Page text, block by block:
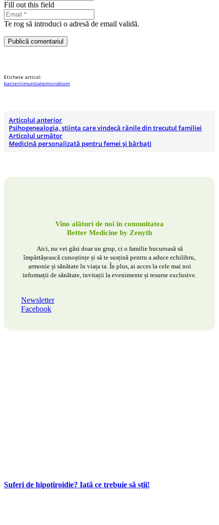
Fill out this field
Te rog să introduci o adresă de email validă.
Publică comentariul
Etichete articol:
bacteriiimunitatemicrobiom
Articolul anterior
Psihogenealogia, știința care vindecă rănile din trecutul familiei
Articolul următor
Medicină personalizată pentru femei și bărbați
Vino alături de noi în comunitatea
Better Medicine by Zenyth
Aici, nu vei găsi doar un grup, ci o familie bucuroasă să
împărtășească cunoștințe și să te susțină pentru a aduce echilibru,
armonie și sănătate în viața ta. În plus, ai acces la cele mai noi
informații de sănătate, invitații la evenimente și resurse exclusive.
Newsletter
Facebook
Suferi de hipotiroidie? Iată ce trebuie să știi!